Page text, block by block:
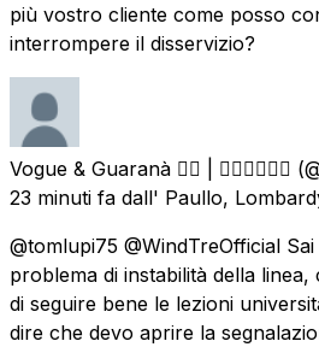
più vostro cliente come posso
interrompere il disservizio?
Vogue & Guaranà 🏳️‍🌈 | ✊🏻✊🏽✊🏿
23 minuti fa dall' Paullo,
@tomlupi75 @WindTreOfficial
problema di instabilità della linea,
di seguire bene le lezioni
dire che devo aprire la